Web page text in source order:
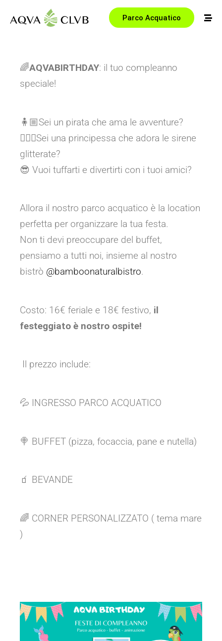
Parco Acquatico
🌈AQVABIRTHDAY: il tuo compleanno
speciale!
🧍🏼Sei un pirata che ama le avventure?
🧍🏼‍♀️Sei una principessa che adora le sirene
glitterate?
😎 Vuoi tuffarti e divertirti con i tuoi amici?
Allora il nostro parco acquatico è la location
perfetta per organizzare la tua festa.
Non ti devi preoccupare del buffet,
pensiamo a tutti noi, insieme al nostro
bistrò @bamboonaturalbistro.
Costo: 16€ feriale e 18€ festivo, il
festeggiato è nostro ospite!
Il prezzo include:
💦 INGRESSO PARCO ACQUATICO
🍭 BUFFET (pizza, focaccia, pane e nutella)
🧃 BEVANDE
🌈 CORNER PERSONALIZZATO ( tema mare
)